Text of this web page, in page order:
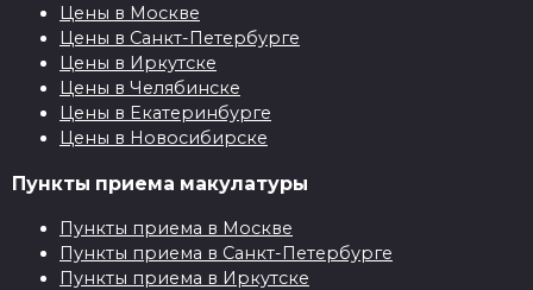
Цены в Москве
Цены в Санкт-Петербурге
Цены в Иркутске
Цены в Челябинске
Цены в Екатеринбурге
Цены в Новосибирске
Пункты приема макулатуры
Пункты приема в Москве
Пункты приема в Санкт-Петербурге
Пункты приема в Иркутске